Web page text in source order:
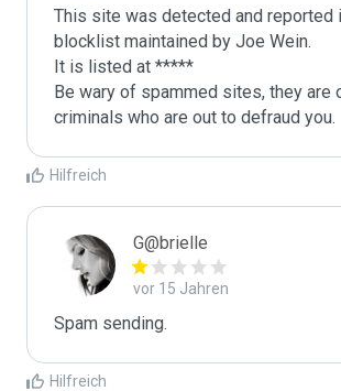
This site was detected and reported
blocklist maintained by Joe Wein.
It is listed at *****
Be wary of spammed sites, they are
criminals who are out to defraud you.
Hilfreich
G@brielle
vor 15 Jahren
Spam sending.
Hilfreich